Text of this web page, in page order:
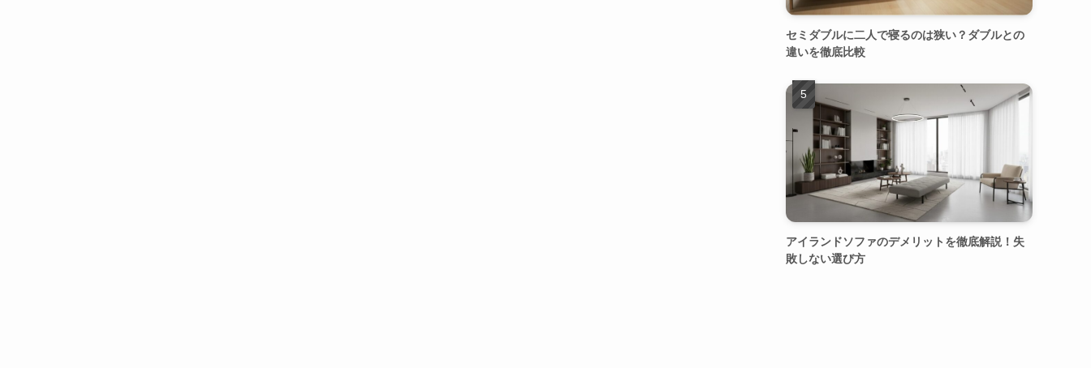
セミダブルに二人で寝るのは狭い？ダブルとの
違いを徹底比較
アイランドソファのデメリットを徹底解説！失
敗しない選び方